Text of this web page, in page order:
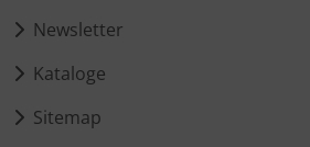
Newsletter
Kataloge
Sitemap